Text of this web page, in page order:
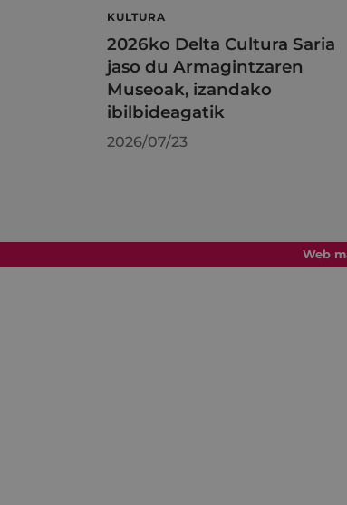
KULTURA
2026ko Delta Cultura Saria
jaso du Armagintzaren
Museoak, izandako
ibilbideagatik
2026/07/23
Web